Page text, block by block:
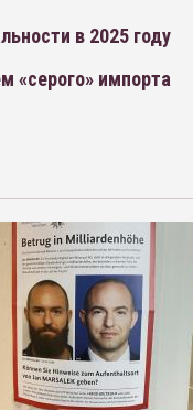
в 2025 году
«серого» импорта